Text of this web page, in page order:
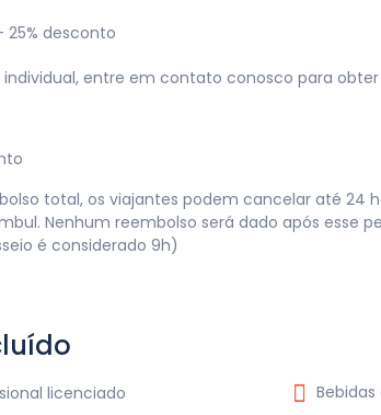
25% desconto
entre em contato conosco para
total, os viajantes podem cancelar até 24
Nenhum reembolso será dado após esse
é considerado 9h)
licenciado